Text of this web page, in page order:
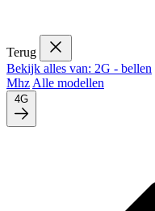
Terug
Bekijk alles van: 2G - bellen
Mhz Alle modellen
4G